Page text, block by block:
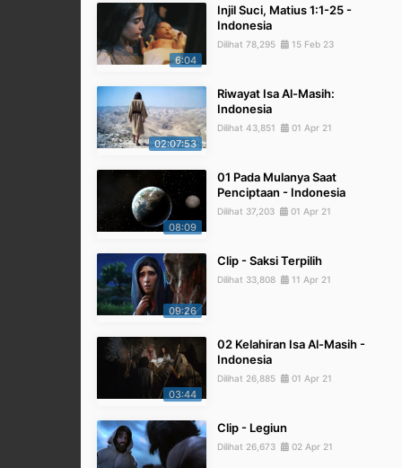
6:04
Injil Suci, Matius 1:1-25 -
Indonesia
Dilihat 78,295 15 Feb 23
02:07:53
Riwayat Isa Al-Masih:
Indonesia
Dilihat 43,851 01 Apr 21
08:09
01 Pada Mulanya Saat
Penciptaan - Indonesia
Dilihat 37,203 01 Apr 21
09:26
Clip - Saksi Terpilih
Dilihat 33,808 11 Apr 21
03:44
02 Kelahiran Isa Al-Masih -
Indonesia
Dilihat 26,885 01 Apr 21
Clip - Legiun
Dilihat 26,673 02 Apr 21